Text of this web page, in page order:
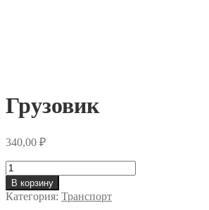
Грузовик
340,00 ₽
Количество
товара
Грузовик
В корзину
Категория: Транспорт